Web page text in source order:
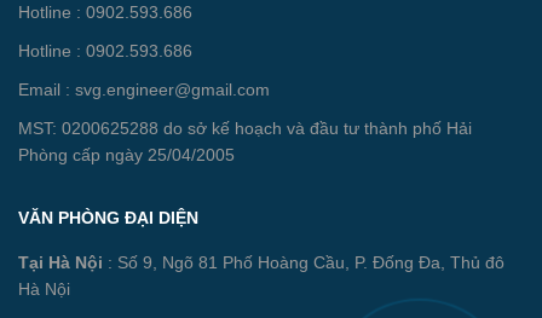
Hotline : 0902.593.686
Hotline : 0902.593.686
Email : svg.engineer@gmail.com
MST: 0200625288 do sở kế hoạch và đầu tư thành phố Hải
Phòng cấp ngày 25/04/2005
VĂN PHÒNG ĐẠI DIỆN
Tại Hà Nội : Số 9, Ngõ 81 Phố Hoàng Cầu, P. Đống Đa, Thủ đô
Hà Nội